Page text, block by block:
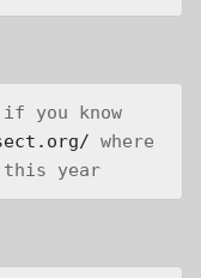
where
this year